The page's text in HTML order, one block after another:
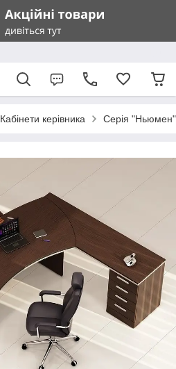
Кабінети керівника Серія "Ньюмен"